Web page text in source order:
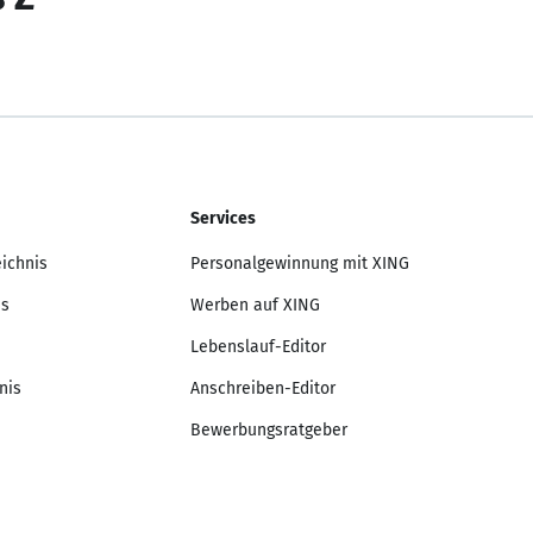
Services
Personalgewinnung mit XING
Werben auf XING
Lebenslauf-Editor
Anschreiben-Editor
Bewerbungsratgeber